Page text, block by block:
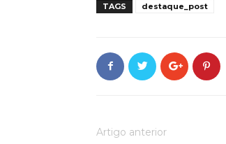
TAGS destaque_post
Artigo anterior